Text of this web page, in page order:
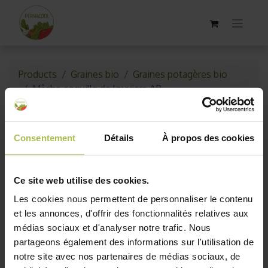
Consentement Détails À propos des cookies
Ce site web utilise des cookies.
Les cookies nous permettent de personnaliser le contenu
et les annonces, d'offrir des fonctionnalités relatives aux
médias sociaux et d'analyser notre trafic. Nous
partageons également des informations sur l'utilisation de
notre site avec nos partenaires de médias sociaux, de
Products Graines bio
Graines potagères bio
Mâche coquille de louviers AB